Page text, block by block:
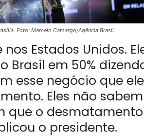
Foto: Marcelo Camargo/Agência Brasil
Estados Unidos.
Brasil em 50%
esse negócio que
Eles não
que o
o presidente.